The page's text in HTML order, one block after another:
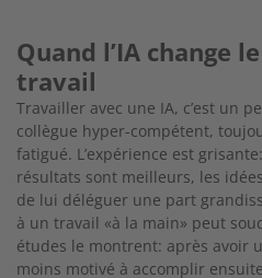
Quand l’IA change
travail
Travailler avec une IA, c’est un
collègue hyper-compétent,
fatigué. L’expérience est
résultats sont meilleurs, les
de lui déléguer une part
à un travail «à la main» peut
études le montrent: après avoir
moins motivé à accomplir